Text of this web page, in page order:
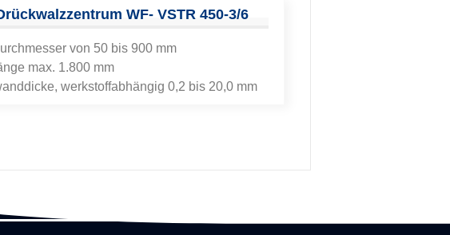
WF- VSTR 450-3/6
von 50 bis 900 mm
max. 1.800 mm
werkstoffabhängig 0,2 bis 20,0 mm